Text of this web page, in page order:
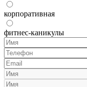
корпоративная
фитнес-каникулы